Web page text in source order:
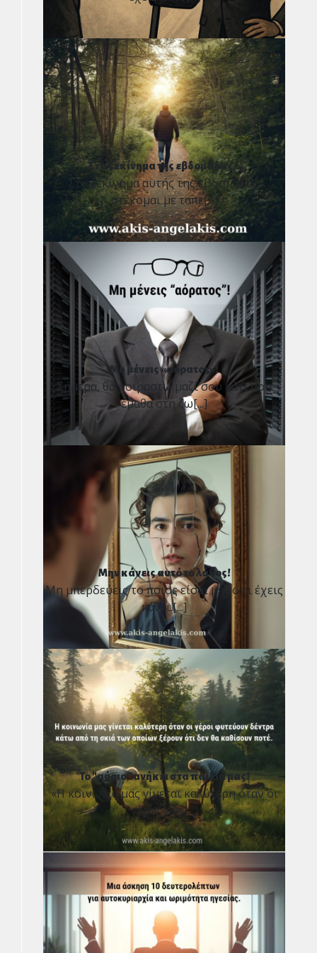
Στο ξεκίνημα της εβδομάδας...
Στο ξεκίνημα αυτής της εβδομάδας,
στέκομαι με ταπε[...]
Μη μένεις «αόρατος»!
Σήμερα, θα μοιραστώ μαζί σου κάτι που
έμαθα στη ζω[...]
Μην κάνεις αυτό το λάθος!
Μη μπερδεύεις το ποιος είσαι με το τι έχεις
κάνει.[...]
Το "αύριο" ανήκει στα παιδιά μας!
«Η κοινωνία μας γίνεται καλύτερη όταν οι
γέροι φυτ[...]